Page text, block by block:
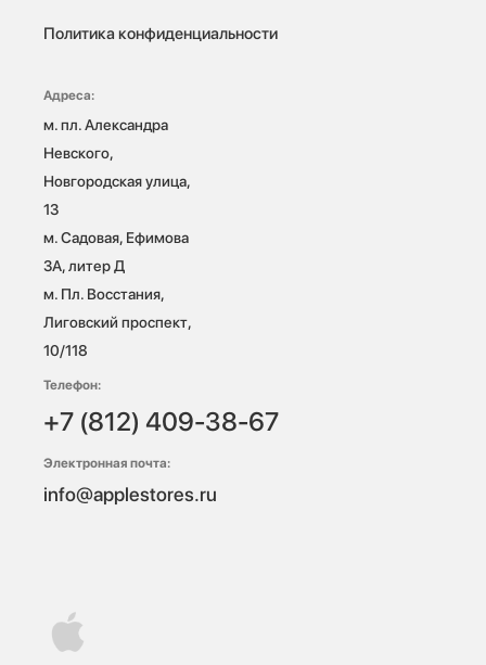
Политика конфиденциальности
Адреса:
м. пл. Александра
Невского,
Новгородская улица,
13
м. Садовая, Ефимова
3А, литер Д
м. Пл. Восстания,
Лиговский проспект,
10/118
Телефон:
+7 (812) 409-38-67
Электронная почта:
info@applestores.ru